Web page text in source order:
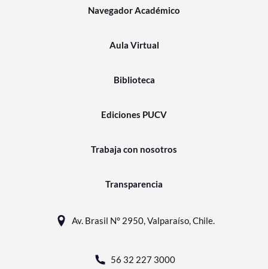
Navegador Académico
Aula Virtual
Biblioteca
Ediciones PUCV
Trabaja con nosotros
Transparencia
Av. Brasil N° 2950, Valparaíso, Chile.
56 32 227 3000